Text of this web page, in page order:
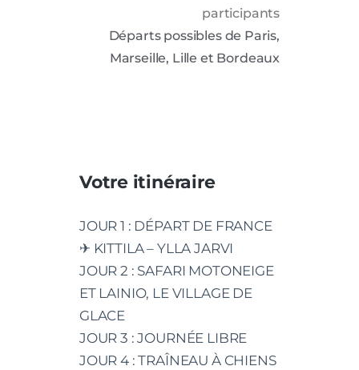
participants
Départs possibles de Paris,
Marseille, Lille et Bordeaux
Votre itinéraire
JOUR 1 : DÉPART DE FRANCE
✈ KITTILA – YLLA JARVI
JOUR 2 : SAFARI MOTONEIGE
ET LAINIO, LE VILLAGE DE
GLACE
JOUR 3 : JOURNÉE LIBRE
JOUR 4 : TRAÎNEAU À CHIENS